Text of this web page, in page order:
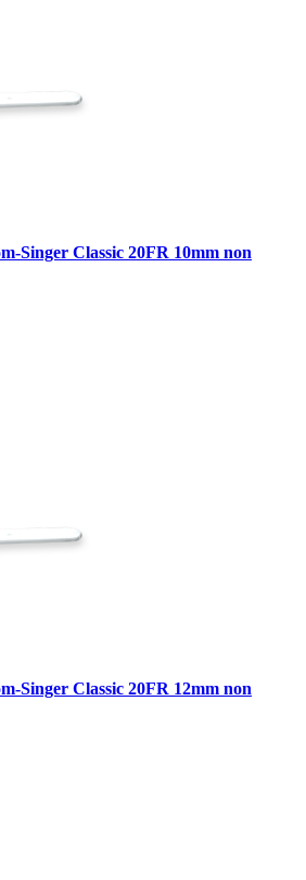
Singer Classic 20FR 10mm non
Singer Classic 20FR 12mm non